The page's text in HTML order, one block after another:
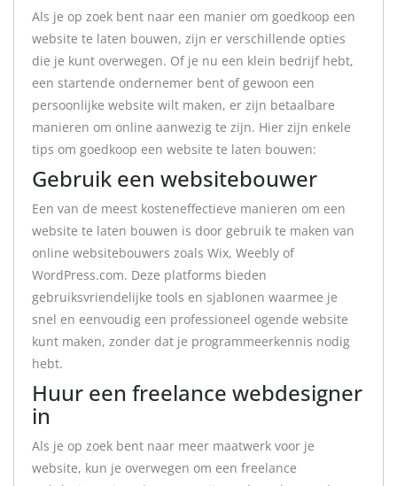
Als je op zoek bent naar een manier om goedkoop een
website te laten bouwen, zijn er verschillende opties
die je kunt overwegen. Of je nu een klein bedrijf hebt,
een startende ondernemer bent of gewoon een
persoonlijke website wilt maken, er zijn betaalbare
manieren om online aanwezig te zijn. Hier zijn enkele
tips om goedkoop een website te laten bouwen:
Gebruik een websitebouwer
Een van de meest kosteneffectieve manieren om een
website te laten bouwen is door gebruik te maken van
online websitebouwers zoals Wix, Weebly of
WordPress.com. Deze platforms bieden
gebruiksvriendelijke tools en sjablonen waarmee je
snel en eenvoudig een professioneel ogende website
kunt maken, zonder dat je programmeerkennis nodig
hebt.
Huur een freelance webdesigner
in
Als je op zoek bent naar meer maatwerk voor je
website, kun je overwegen om een freelance